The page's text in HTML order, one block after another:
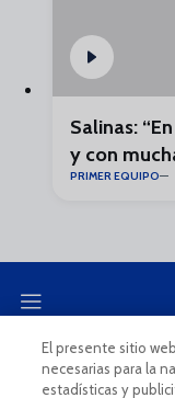
Salinas:
y con
PRIMER EQUIPO
El presente sitio
necesarias para la
estadísticas y